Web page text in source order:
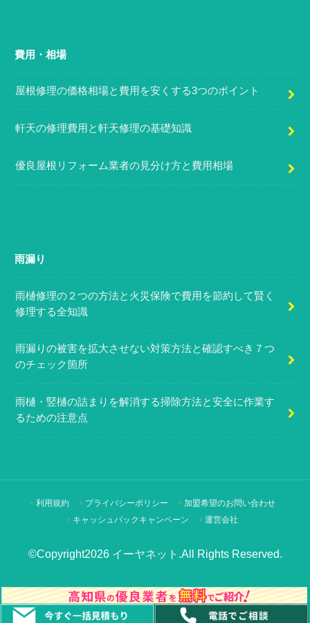
費用・相場
屋根修理の価格相場と費用を安くする3つのポイント
軒天の修理費用と軒天修理の基礎知識
優良屋根リフォーム業者の見分け方と費用相場
雨漏り
雨樋修理の２つの方法と火災保険で費用を節約して賢く
修理する全知識
雨漏りの被害を拡大させない対策方法と確認すべき７つ
のチェック箇所
雨樋・竪樋の詰まりを解消する掃除方法と安全に作業す
るための注意点
利用規約 プライバシーポリシー 加盟希望のお問い合わせ
キャッシュバックキャンペーン 運営会社
©Copyright2026 イーヤネット .All Rights Reserved.